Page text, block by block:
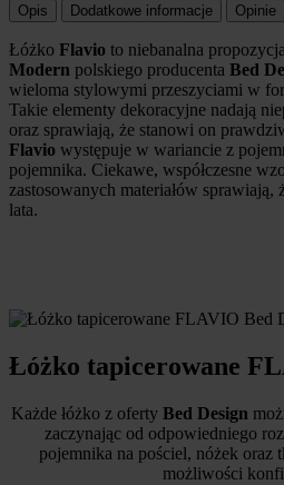
Opis Dodatkowe informacje Opinie
Łóżko Flavio to niebanalna
Modern polskiego producenta Bed
wieloma stylowymi przeszyciami w
Takie elementy dekoracyjne nadają
oraz sprawiają, że stanowi on
Flavio występuje w wariancie z
pojemnika. Ciekawe, współczesne
zastosowanych materiałów sprawiają,
lata.
Łóżko tapicerowane
Każde łóżko z oferty Bed Design
zaczynając od odpowiedniego
pojemnika na pościel, nóżek oraz
możliwości